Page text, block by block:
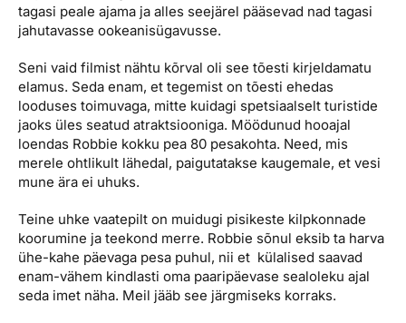
tagasi peale ajama ja alles seejärel pääsevad nad tagasi
jahutavasse ookeanisügavusse.
Seni vaid filmist nähtu kõrval oli see tõesti kirjeldamatu
elamus. Seda enam, et tegemist on tõesti ehedas
looduses toimuvaga, mitte kuidagi spetsiaalselt turistide
jaoks üles seatud atraktsiooniga. Möödunud hooajal
loendas Robbie kokku pea 80 pesakohta. Need, mis
merele ohtlikult lähedal, paigutatakse kaugemale, et vesi
mune ära ei uhuks.
Teine uhke vaatepilt on muidugi pisikeste kilpkonnade
koorumine ja teekond merre. Robbie sõnul eksib ta harva
ühe-kahe päevaga pesa puhul, nii et külalised saavad
enam-vähem kindlasti oma paaripäevase sealoleku ajal
seda imet näha. Meil jääb see järgmiseks korraks.